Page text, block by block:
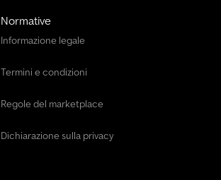
Normative
Informazione legale
Termini e condizioni
Regole del marketplace
Dichiarazione sulla privacy